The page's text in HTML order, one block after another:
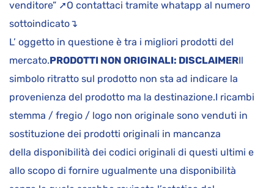
venditore” ➚O contattaci tramite whatapp al numero
sottoindicato↴
L’ oggetto in questione è tra i migliori prodotti del
mercato.PRODOTTI NON ORIGINALI: DISCLAIMERIl
simbolo ritratto sul prodotto non sta ad indicare la
provenienza del prodotto ma la destinazione.I ricambi
stemma / fregio / logo non originale sono venduti in
sostituzione dei prodotti originali in mancanza
della disponibilità dei codici originali di questi ultimi e
allo scopo di fornire ugualmente una disponibilità